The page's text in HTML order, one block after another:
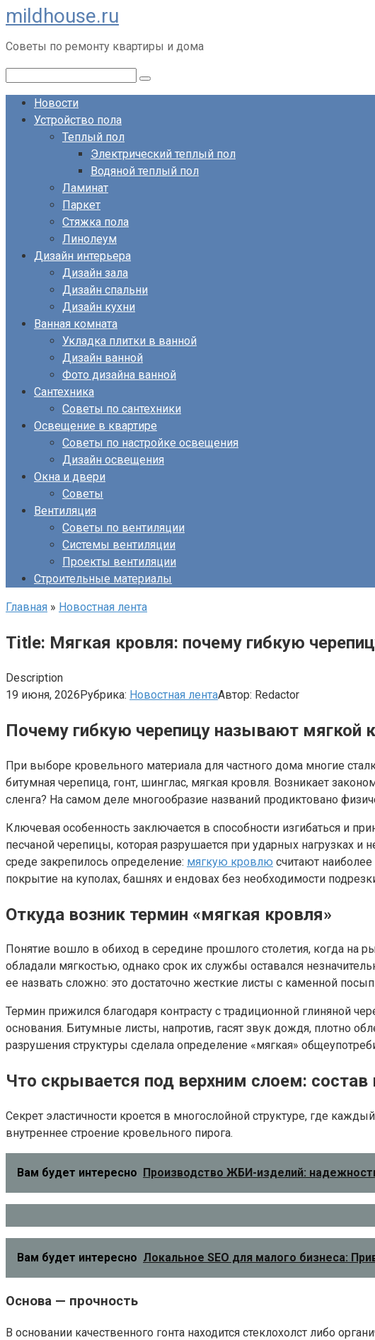
Перейти
к
контенту
mildhouse.ru
Советы по ремонту квартиры и дома
Новости
Устройство пола
Теплый пол
Электрический теплый пол
Водяной теплый пол
Ламинат
Паркет
Стяжка пола
Линолеум
Дизайн интерьера
Дизайн зала
Дизайн спальни
Дизайн кухни
Ванная комната
Укладка плитки в ванной
Дизайн ванной
Фото дизайна ванной
Сантехника
Советы по сантехники
Освещение в квартире
Советы по настройке освещения
Дизайн освещения
Окна и двери
Советы
Вентиляция
Советы по вентиляции
Системы вентиляции
Проекты вентиляции
Строительные материалы
Главная » Новостная лента
Title: Мягкая кровля: почему гибкую
Description
19 июня, 2026Рубрика: Новостная лентаАвтор: Redactor
Почему гибкую черепицу называют мягкой
При выборе кровельного материала для частного дома многие
битумная черепица, гонт, шинглас, мягкая кровля. Возникает
сленга? На самом деле многообразие названий продиктовано
Ключевая особенность заключается в способности изгибаться и
песчаной черепицы, которая разрушается при ударных нагрузках
среде закрепилось определение: мягкую кровлю считают
покрытие на куполах, башнях и ендовах без необходимости
Откуда возник термин «мягкая кровля»
Понятие вошло в обиход в середине прошлого столетия, когда на
обладали мягкостью, однако срок их службы оставался
ее назвать сложно: это достаточно жесткие листы с каменной
Термин прижился благодаря контрасту с традиционной глиняной
основания. Битумные листы, напротив, гасят звук дождя, плотно
разрушения структуры сделала определение «мягкая»
Что скрывается под верхним слоем: состав
Секрет эластичности кроется в многослойной структуре, где
внутреннее строение кровельного пирога.
Вам будет интересно Производство ЖБИ-изделий:
Вам будет интересно Локальное SEO для малого бизнеса:
Основа — прочность
В основании качественного гонта находится стеклохолст либо